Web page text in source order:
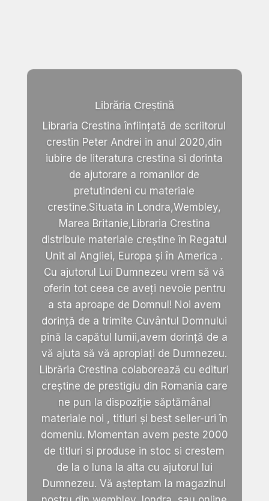
Librăria Creștină
Libraria Crestina înființată de scriitorul
crestin Peter Andrei in anul 2020,din
iubire de literatura crestina si dorinta
de ajutorare a romanilor de
pretutindeni cu materiale
crestine.Situata in Londra,Wembley,
Marea Britanie,Libraria Crestina
distribuie materiale creștine în Regatul
Unit al Angliei, Europa și în America .
Cu ajutorul Lui Dumnezeu vrem să vă
oferin tot ceea ce aveți nevoie pentru
a sta aproape de Domnul! Noi avem
dorință de a trimite Cuvântul Domnului
pină la capătul lumii,avem dorință de a
vă ajuta să vă apropiați de Dumnezeu.
Librăria Crestina colaborează cu edituri
creștine de prestigiu din Romania care
ne pun la dispoziție săptămânal
materiale noi , titluri și best seller-uri în
domeniu. Momentan avem peste 2000
de titluri si produse in stoc si crestem
de la o luna la alta cu ajutorul lui
Dumnezeu. Vă așteptam la magazinul